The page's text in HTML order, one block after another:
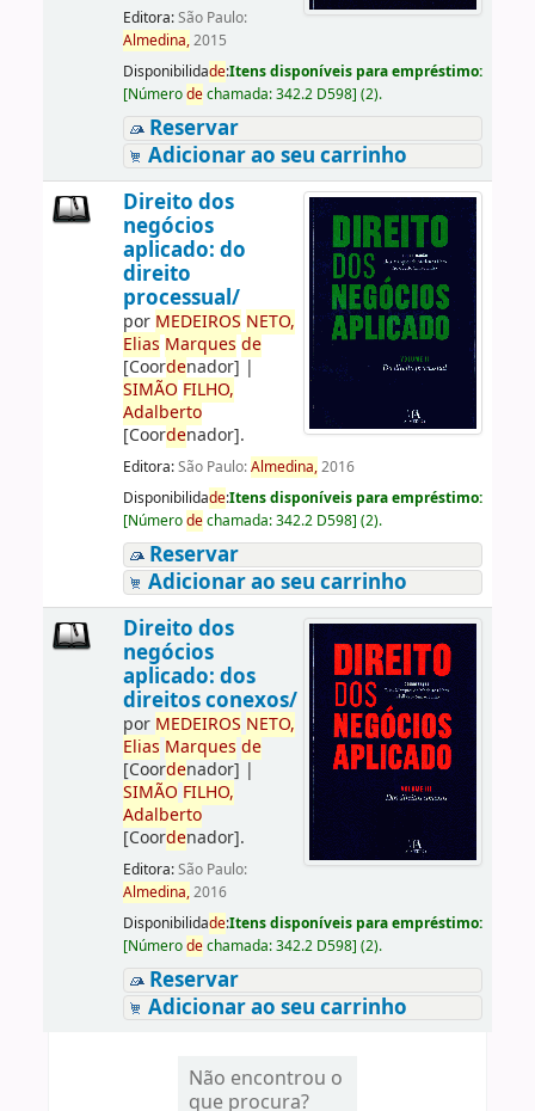
Editora:São Paulo:
Almedina,2015
Disponibilidade:Itens disponíveis para empréstimo:
[Númerodechamada:342.2 D598] (2).
Reservar
Adicionar ao seu carrinho
Direito dos
negócios
aplicado: do
direito
processual/
por MEDEIROS NETO,
Elias Marques de
[Coordenador] |
SIMÃO FILHO,
Adalberto
[Coordenador].
Editora:São Paulo:Almedina,2016
Disponibilidade:Itens disponíveis para empréstimo:
[Númerodechamada:342.2 D598] (2).
Reservar
Adicionar ao seu carrinho
Direito dos
negócios
aplicado: dos
direitos conexos/
por MEDEIROS NETO,
Elias Marques de
[Coordenador] |
SIMÃO FILHO,
Adalberto
[Coordenador].
Editora:São Paulo:
Almedina,2016
Disponibilidade:Itens disponíveis para empréstimo:
[Númerodechamada:342.2 D598] (2).
Reservar
Adicionar ao seu carrinho
Não encontrou o
que procura?